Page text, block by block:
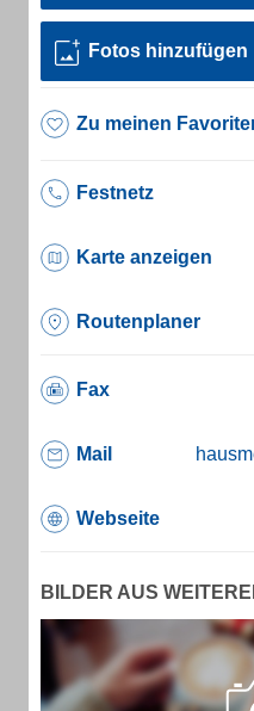
Fotos hinzufügen
Zu meinen
Festnetz
Karte anzeigen
Routenplaner
Fax
Mail
Webseite
BILDER AUS